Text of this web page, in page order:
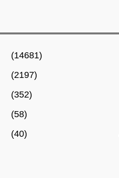
(14681)
(2197)
(352)
(58)
(40)